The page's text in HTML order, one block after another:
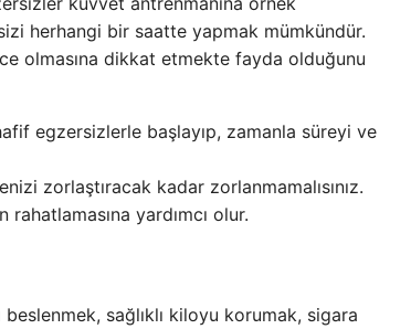
herhangi bir saatte yapmak mümkündür.
olmasına dikkat etmekte fayda olduğunu
egzersizlerle başlayıp, zamanla süreyi ve
zorlaştıracak kadar zorlanmamalısınız.
rahatlamasına yardımcı olur.
beslenmek, sağlıklı kiloyu korumak, sigara